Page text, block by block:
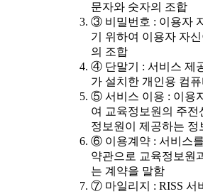
문자와 숫자의 조합
③ 비밀번호 : 이용자
기 위하여 이용자 자
의 조합
④ 단말기 : 서비스 제
가 설치한 개인용 컴
⑤ 서비스 이용 : 이용
여 교육정보원의 주
정보원이 제공하는 정
⑥ 이용계약 : 서비스
약관으로 교육정보원
는 계약을 말함
⑦ 마일리지 : RISS 서